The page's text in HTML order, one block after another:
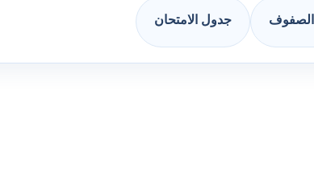
الصفوف جدول الامتحان